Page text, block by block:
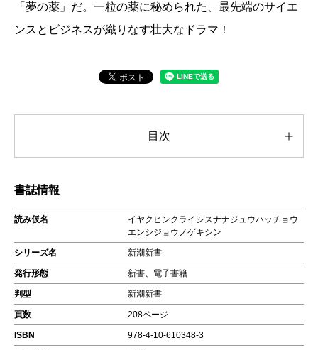
「夢の薬」だ。一粒の薬に秘められた、最先端のサイエ
ンスとビジネスが織りなす壮大なドラマ！
目次
書誌情報
読み仮名
イヤクヒンクライシスナナジュウハッチョウ
エンシジョウノゲキシン
シリーズ名 新潮新書
発行形態 新書、電子書籍
判型 新潮新書
頁数 208ページ
ISBN 978-4-10-610348-3